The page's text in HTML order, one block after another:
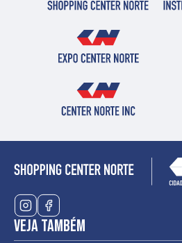
Veja também